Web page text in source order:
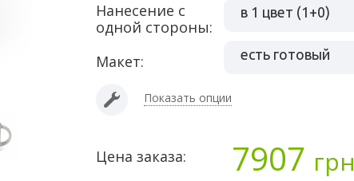
Нанесение с
одной стороны:
в 1 цвет (1+0)
Макет: есть готовый
Показать опции
Цена заказа: 7907 грн